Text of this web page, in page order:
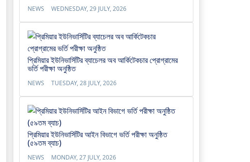
NEWS WEDNESDAY, 29 JULY, 2026
প্রিমিয়ার ইউনিভার্সিটির ব্যাচেলর অব আর্কিটেকচার প্রোগ্রামের
ভর্তি পরীক্ষা অনুষ্ঠিত
NEWS TUESDAY, 28 JULY, 2026
প্রিমিয়ার ইউনিভার্সিটির আইন বিভাগে ভর্তি পরীক্ষা অনুষ্ঠিত
(৫৯তম ব্যাচ)
NEWS MONDAY, 27 JULY, 2026